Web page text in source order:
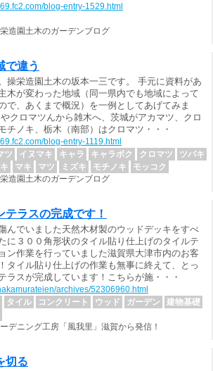
blog-entry-1529.html
造園土木のガーデンブログ
で違う
操栄造園土木の坂本一三です。 手元に資料があ
木が変わった地域（同一県内でも地域によって
で、あくまで概況）を一例としてあげてみま
クロマツんから雑木へ、茨城がアカマツ、クロ
チノキ、栃木（南部）はクロマツ・・・
blog-entry-1119.html
ツ イヌマキ キャラ キャラボク クロマツ
ツバキ
マキ マツ ミズキ モチノキ
モッコク
造園土木のガーデンブログ
ラスの完成です！
んでいました天然木材製のウッドデッキをすべ
に３００角形状のタイル貼り仕上げのタイルテ
ン作業を行っていました滋賀県大津市内のお客
タイル貼り仕上げの作業も無事に終えて、とっ
ラスが完成しています！こちらが施・・・
archives/52306960.html
タイル コンクリート ウッド ガーデン
建物基礎
ニング工房「風我里」滋賀から発信！
切る